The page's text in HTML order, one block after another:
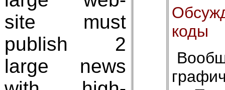
site must
publish 2
large news
коды